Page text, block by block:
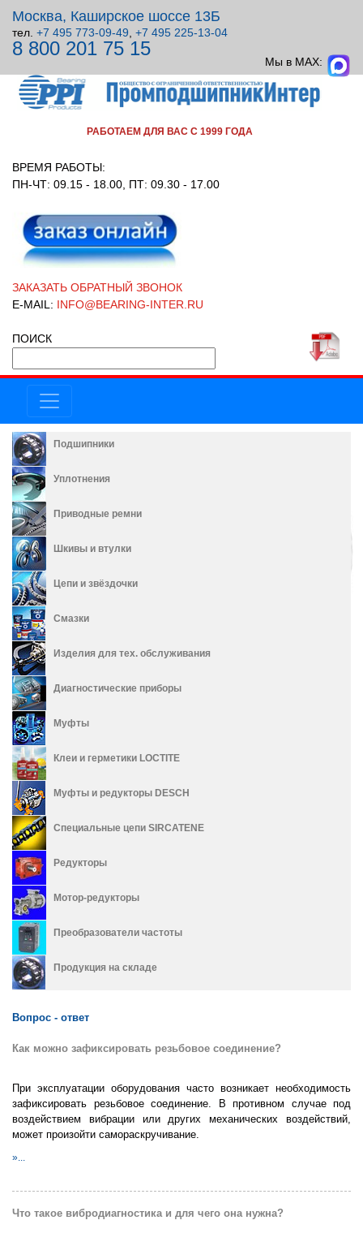
Москва, Каширское шоссе 13Б
тел. +7 495 773-09-49 +7 495 225-13-04
8 800 201 75 15
Мы в MAX:
РАБОТАЕМ ДЛЯ ВАС С 1999 ГОДА
ВРЕМЯ РАБОТЫ:
ПН-ЧТ: 09.15 - 18.00, ПТ: 09.30 - 17.00
ЗАКАЗАТЬ ОБРАТНЫЙ ЗВОНОК
E-MAIL: INFO@BEARING-INTER.RU
ПОИСК
Подшипники
Уплотнения
Приводные ремни
Шкивы и втулки
Цепи и звёздочки
Смазки
Изделия для тех. обслуживания
Диагностические приборы
Муфты
Клеи и герметики LOCTITE
Муфты и редукторы DESCH
Специальные цепи SIRCATENE
Редукторы
Мотор-редукторы
Преобразователи частоты
Продукция на складе
Вопрос - ответ
Как можно зафиксировать резьбовое соединение?
При эксплуатации оборудования часто возникает необходимость
зафиксировать резьбовое соединение. В противном случае под
воздействием вибрации или других механических воздействий,
может произойти самораскручивание.
»...
Что такое вибродиагностика и для чего она нужна?